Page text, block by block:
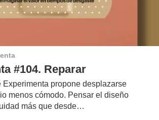
#104. Reparar
Experimenta propone desplazarse
menos cómodo. Pensar el diseño
más que desde…